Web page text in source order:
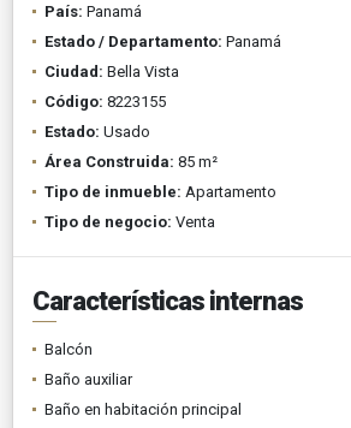
País: Panamá
Estado / Departamento: Panamá
Ciudad: Bella Vista
Código: 8223155
Estado: Usado
Área Construida: 85 m²
Tipo de inmueble: Apartamento
Tipo de negocio: Venta
Características internas
Balcón
Baño auxiliar
Baño en habitación principal